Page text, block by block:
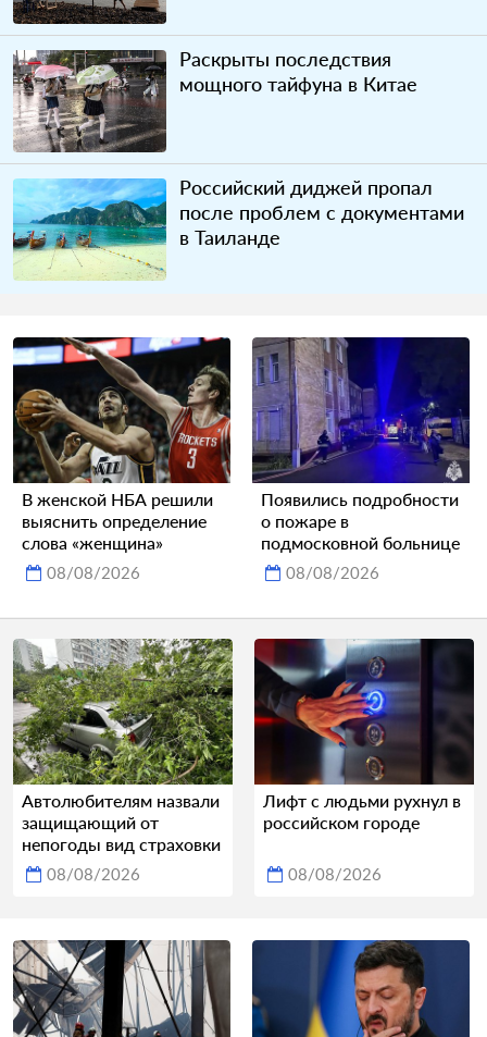
Раскрыты последствия
мощного тайфуна в Китае
Российский диджей пропал
после проблем с документами
в Таиланде
В женской НБА решили
выяснить определение
слова «женщина»
08/08/2026
Появились подробности
о пожаре в
подмосковной больнице
08/08/2026
Автолюбителям назвали
защищающий от
непогоды вид страховки
08/08/2026
Лифт с людьми рухнул в
российском городе
08/08/2026